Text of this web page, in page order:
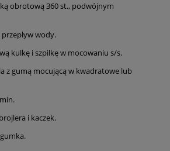
obrotową 360 st., podwójnym
wody.
kulkę i szpilkę w mocowaniu s/s.
z gumą mocującą w kwadratowe lub
i kaczek.